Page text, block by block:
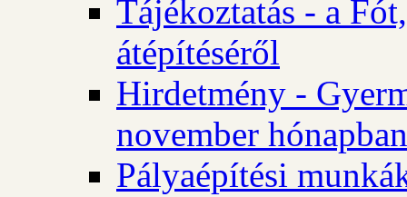
Tájékoztatás - a
átépítéséről
Hirdetmény -
november hónapban
Pályaépítési